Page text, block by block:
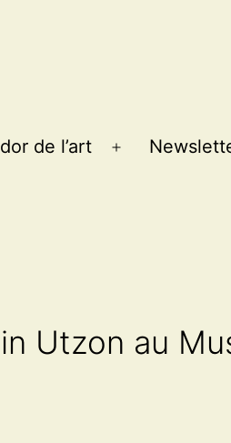
de l’art
Ouvrir
Utzon au